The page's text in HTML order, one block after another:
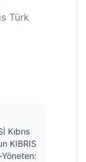
Türk
Kıbrıs
KIBRIS
Yöneten: